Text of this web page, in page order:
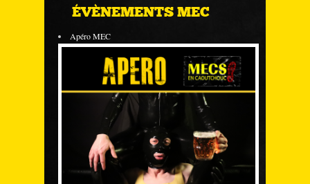
ÉVÈNEMENTS MEC
Apéro MEC